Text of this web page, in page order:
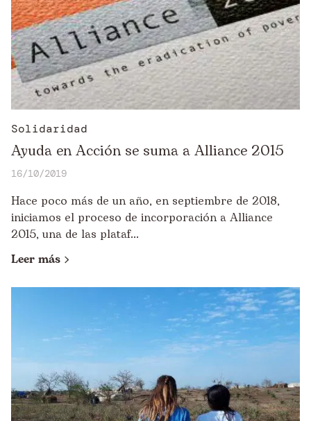
Solidaridad
Ayuda en Acción se suma a Alliance 2015
16/10/2019
Hace poco más de un año, en septiembre de 2018,
iniciamos el proceso de incorporación a Alliance
2015, una de las plataf...
Leer más